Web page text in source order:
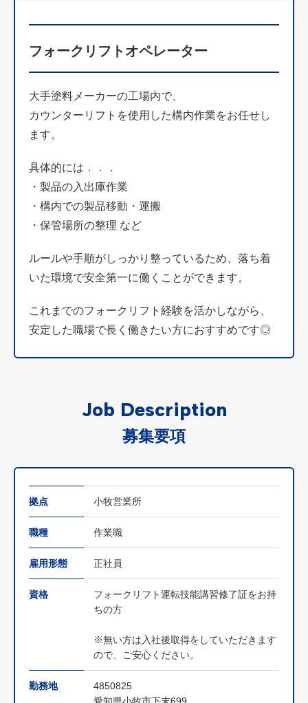
フォークリフトオペレーター
大手塗料メーカーの工場内で、
カウンターリフトを使用した構内作業をお任せし
ます。
具体的には．．．
・製品の入出庫作業
・構内での製品移動・運搬
・保管場所の整理 など
ルールや手順がしっかり整っているため、 落ち着
いた環境で安全第一に働くことができます。
これまでのフォークリフト経験を活かしながら、
安定した職場で長く働きたい方におすすめです◎
Job Description
募集要項
拠点 小牧営業所
職種 作業職
雇用形態 正社員
資格
フォークリフト運転技能講習修了証をお持
ちの方
※無い方は入社後取得をしていただきます
ので、ご安心ください。
勤務地
4850825